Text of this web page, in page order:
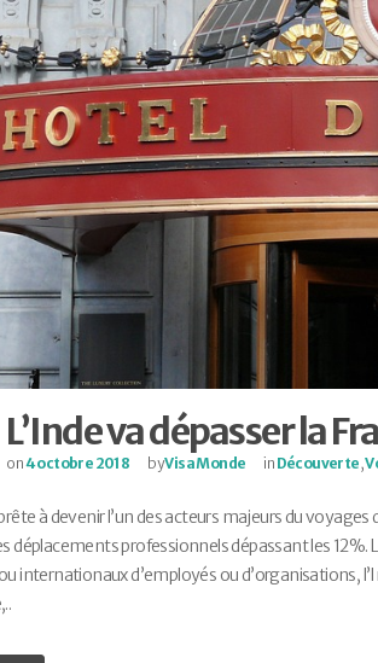
L’Inde va dépasser la
on4 octobre 2018 byVisa Monde in Découverte,
à devenir l’un des acteurs majeurs du
déplacements professionnels dépassant les 12%.
internationaux d’employés ou d’organisations,